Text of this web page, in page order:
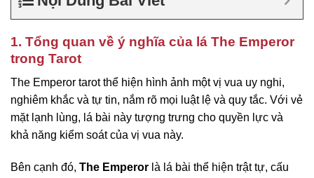
1. Tổng quan về ý nghĩa của lá The Emperor
trong Tarot
The Emperor tarot thể hiện hình ảnh một vị vua uy nghi,
nghiêm khắc và tự tin, nắm rõ mọi luật lệ và quy tắc. Với vẻ
mặt lạnh lùng, lá bài này tượng trưng cho quyền lực và
khả năng kiểm soát của vị vua này.
Bên cạnh đó, The Emperor là lá bài thể hiện trật tự, cấu